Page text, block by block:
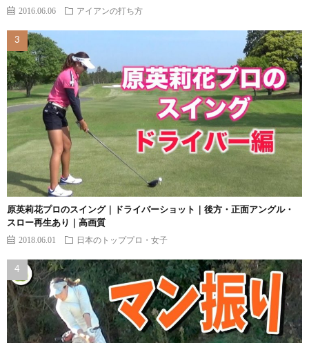
2016.06.06 アイアンの打ち方
原英莉花プロのスイング｜ドライバーショット｜後方・正面アングル・
スロー再生あり｜高画質
2018.06.01 日本のトッププロ・女子